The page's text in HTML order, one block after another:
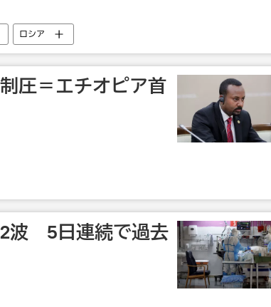
ロシア
圧＝エチオピア首
波 5日連続で過去